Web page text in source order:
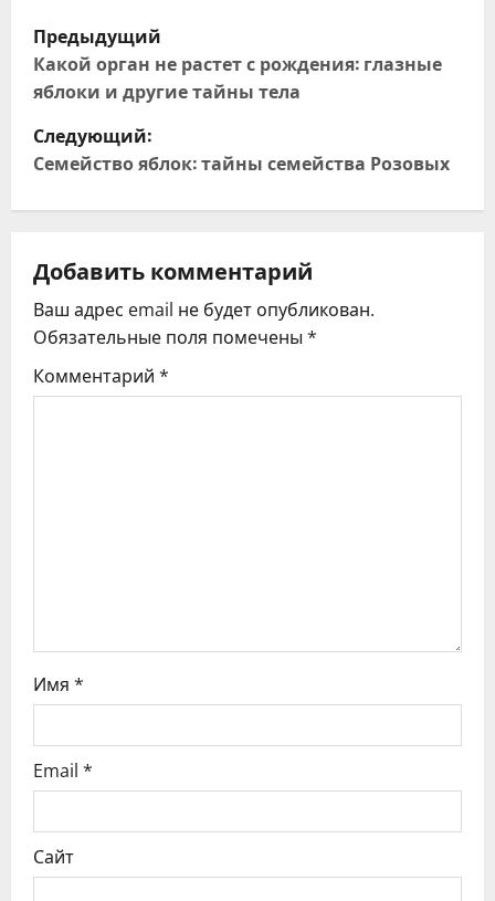
Н
а
в
и
г
а
ц
и
я
и
я
Предыдущий
Какой орган не растет с рождения: глазные
яблоки и другие тайны тела
Следующий:
Семейство яблок: тайны семейства Розовых
Добавить комментарий
Ваш адрес email не будет опубликован.
Обязательные поля помечены *
Комментарий *
Имя *
Email *
Сайт